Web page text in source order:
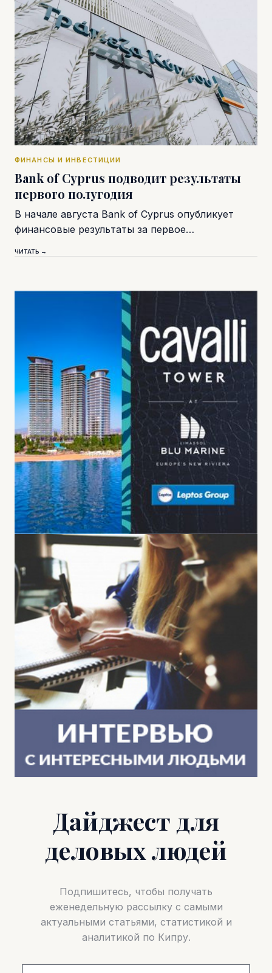
ФИНАНСЫ И ИНВЕСТИЦИИ
Bank of Cyprus подводит результаты
первого полугодия
В начале августа Bank of Cyprus опубликует
финансовые результаты за первое…
ЧИТАТЬ →
Дайджест для
деловых людей
Подпишитесь, чтобы получать
еженедельную рассылку с самыми
актуальными статьями, статистикой и
аналитикой по Кипру.